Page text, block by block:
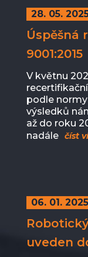
28. 05.
Úspěšná
9001:2015
V květnu
podle normy
výsledků
až do roku
nadále číst
06. 01. 2025
uveden